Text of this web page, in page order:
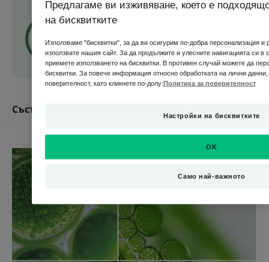
A-Derma PROTECT KIDS МЛЯКО ЗА ДЕЦА SPF50+
защитава, подсилва и съхранява клетъчния
капитал на детската кожа. Формулата му за
оптимална толерантност не съдържа аромат,
намалява риска от алергични реакции и е
дерматологично тествана. Водоустойчив.
• ЗАЩИТАВА: кожата, благодарение на
широкоспектърната си фотозащитна филтърна
система(къси и дълги UVA и UVB лъчи, ИЧ лъчи,
синя светлина), фотостабилност и
водоустойчивост. Слънцезащитното мляко без
аромат и внимателният подбор на фотозащитни
филтри и съставки осигуряват оптимална
толерантност на уязвимата детска кожа.
• ПОДСИЛВА: естествения бариерен ефект на
Съставки
Предлагаме ви изживяване, което е
на бисквитките
Използваме "бисквитки", за да ви осигурим по-добра персонализация и
използвате нашия сайт. За да продължите и улесните навигацията си в
приемете използването на бисквитки. В противен случай можете да
бисквитки. За повече информация относно обработката на лични
поверителност, като кликнете по-долу:Политика за поверителност
Настройки на бисквитките
Само най-важното
OK